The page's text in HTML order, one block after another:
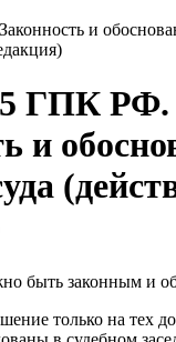
и
ГПК РФ.
и
быть законным и
только на тех